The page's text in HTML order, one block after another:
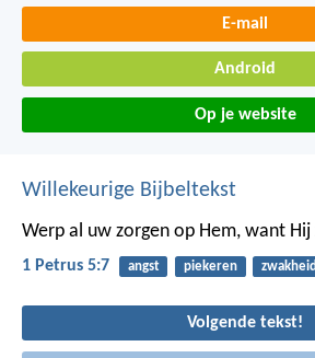
E-mail
Android
Op je website
Willekeurige Bijbeltekst
Werp al uw zorgen op Hem, want
1 Petrus 5:7 angst piekeren zwakheid
Volgende tekst!